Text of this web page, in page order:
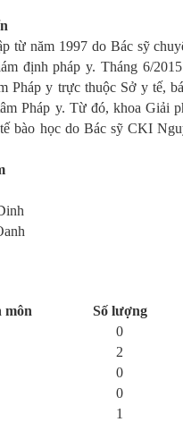
từ năm 1997 do Bác sỹ
định pháp y. Tháng 6/
Pháp y trực thuộc Sở y tế,
Pháp y. Từ đó, khoa Giải
bào học do Bác sỹ CKI
môn
Số lượng
0
2
0
0
1